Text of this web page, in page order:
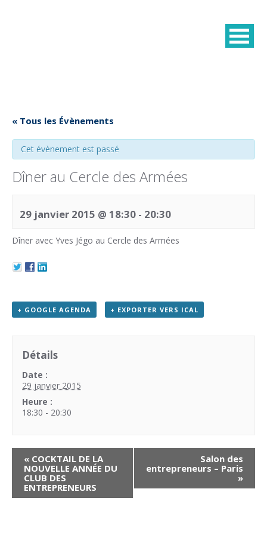
« Tous les Évènements
Cet évènement est passé
Dîner au Cercle des Armées
29 janvier 2015 @ 18:30 - 20:30
Dîner avec Yves Jégo au Cercle des Armées
+ GOOGLE AGENDA + EXPORTER VERS ICAL
Détails
Date :
29 janvier 2015
Heure :
18:30 - 20:30
« COCKTAIL DE LA
NOUVELLE ANNÉE DU
CLUB DES
ENTREPRENEURS
Salon des
entrepreneurs – Paris
»